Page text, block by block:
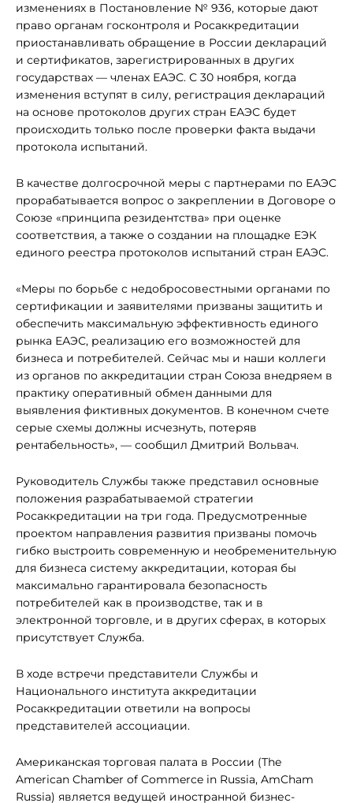
изменениях в Постановление № 936, которые дают
право органам госконтроля и Росаккредитации
приостанавливать обращение в России деклараций
и сертификатов, зарегистрированных в других
государствах — членах ЕАЭС. С 30 ноября, когда
изменения вступят в силу, регистрация деклараций
на основе протоколов других стран ЕАЭС будет
происходить только после проверки факта выдачи
протокола испытаний.
В качестве долгосрочной меры с партнерами по ЕАЭС
прорабатывается вопрос о закреплении в Договоре о
Союзе «принципа резидентства» при оценке
соответствия, а также о создании на площадке ЕЭК
единого реестра протоколов испытаний стран ЕАЭС.
«Меры по борьбе с недобросовестными органами по
сертификации и заявителями призваны защитить и
обеспечить максимальную эффективность единого
рынка ЕАЭС, реализацию его возможностей для
бизнеса и потребителей. Сейчас мы и наши коллеги
из органов по аккредитации стран Союза внедряем в
практику оперативный обмен данными для
выявления фиктивных документов. В конечном счете
серые схемы должны исчезнуть, потеряв
рентабельность», — сообщил Дмитрий Вольвач.
Руководитель Службы также представил основные
положения разрабатываемой стратегии
Росаккредитации на три года. Предусмотренные
проектом направления развития призваны помочь
гибко выстроить современную и необременительную
для бизнеса систему аккредитации, которая бы
максимально гарантировала безопасность
потребителей как в производстве, так и в
электронной торговле, и в других сферах, в которых
присутствует Служба.
В ходе встречи представители Службы и
Национального института аккредитации
Росаккредитации ответили на вопросы
представителей ассоциации.
Американская торговая палата в России (The
American Chamber of Commerce in Russia, AmCham
Russia) является ведущей иностранной бизнес-